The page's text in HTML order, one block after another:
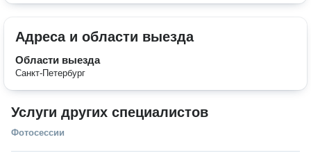
Адреса и области выезда
Области выезда
Санкт-Петербург
Услуги других специалистов
Фотосессии